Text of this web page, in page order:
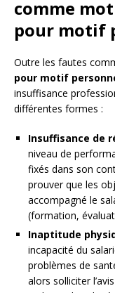
comme
pour motif
Outre les fautes
pour motif
insuffisance
différentes formes :
Insuffisance de
niveau de
fixés dans son
prouver que les
accompagné le
(formation,
Inaptitude
incapacité du
problèmes de
alors solliciter